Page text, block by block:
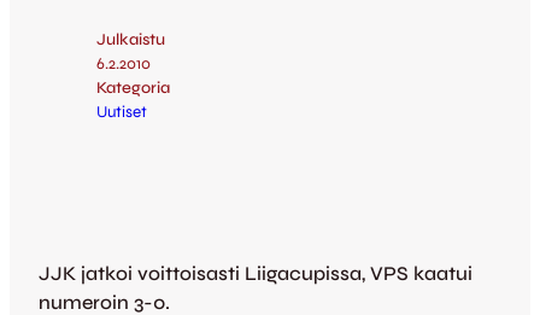
Julkaistu
6.2.2010
Kategoria
Uutiset
JJK jatkoi voittoisasti Liigacupissa, VPS kaatui
numeroin 3-0.